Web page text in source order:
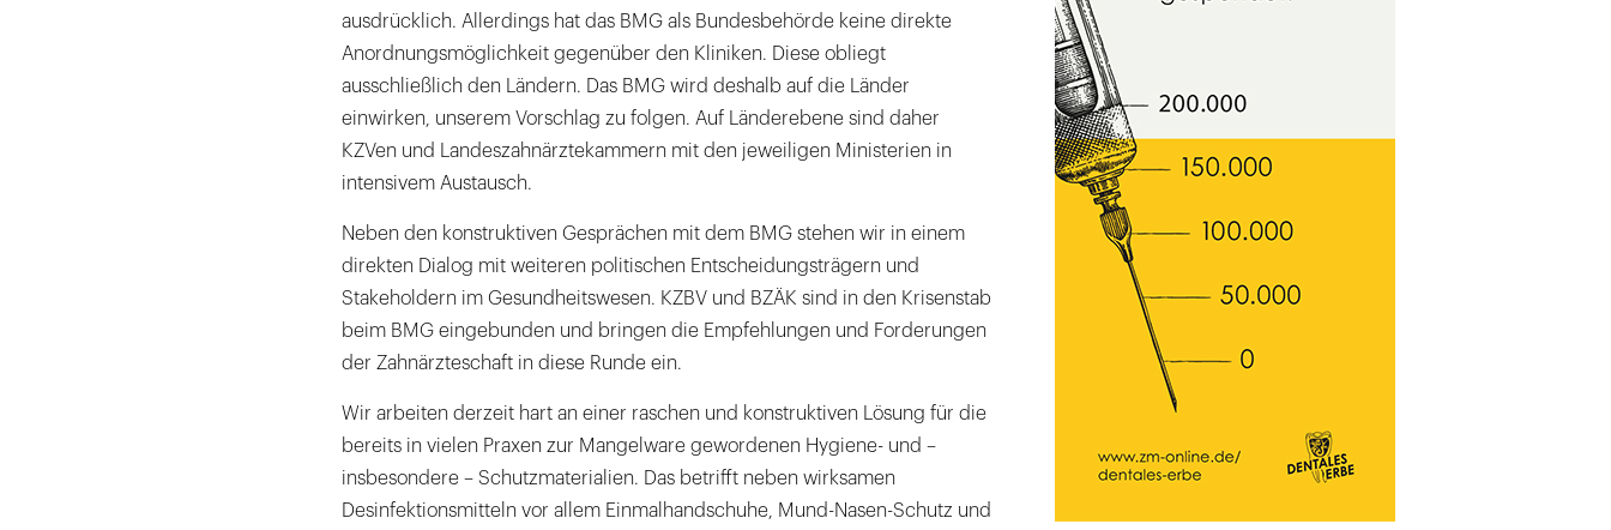
ausdrücklich. Allerdings hat das BMG als Bundesbehörde keine direkte
Anordnungsmöglichkeit gegenüber den Kliniken. Diese obliegt
ausschließlich den Ländern. Das BMG wird deshalb auf die Länder
einwirken, unserem Vorschlag zu folgen. Auf Länderebene sind daher
KZVen und Landeszahnärztekammern mit den jeweiligen Ministerien in
intensivem Austausch.
Neben den konstruktiven Gesprächen mit dem BMG stehen wir in einem
direkten Dialog mit weiteren politischen Entscheidungsträgern und
Stakeholdern im Gesundheitswesen. KZBV und BZÄK sind in den Krisenstab
beim BMG eingebunden und bringen die Empfehlungen und Forderungen
der Zahnärzteschaft in diese Runde ein.
Wir arbeiten derzeit hart an einer raschen und konstruktiven Lösung für die
bereits in vielen Praxen zur Mangelware gewordenen Hygiene- und –
insbesondere – Schutzmaterialien. Das betrifft neben wirksamen
Desinfektionsmitteln vor allem Einmalhandschuhe, Mund-Nasen-Schutz und